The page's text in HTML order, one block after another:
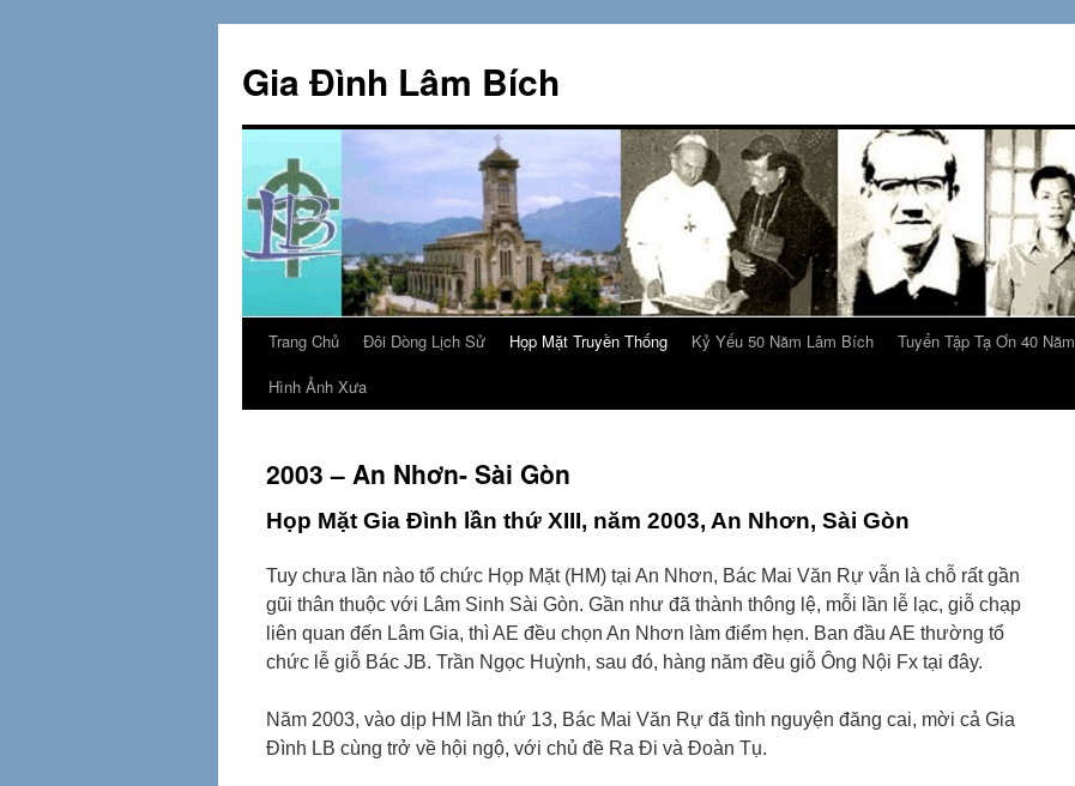
content
Gia Đình Lâm Bích
Trang Chủ Đôi Dòng Lịch Sử Họp Mặt Truyền Thống Kỷ Yếu 50 Năm Lâm Bích Tuyển Tập Tạ Ơn 40 Năm
Hình Ảnh Xưa
2003 – An Nhơn- Sài Gòn
Họp Mặt Gia Đình lần thứ XIII, năm 2003, An Nhơn, Sài Gòn
Tuy chưa lần nào tổ chức Họp Mặt (HM) tại An Nhơn, Bác Mai Văn Rự vẫn là chỗ rất gần
gũi thân thuộc với Lâm Sinh Sài Gòn. Gần như đã thành thông lệ, mỗi lần lễ lạc, giỗ chạp
liên quan đến Lâm Gia, thì AE đều chọn An Nhơn làm điểm hẹn. Ban đầu AE thường tổ
chức lễ giỗ Bác JB. Trần Ngọc Huỳnh, sau đó, hàng năm đều giỗ Ông Nội Fx tại đây.
Năm 2003, vào dịp HM lần thứ 13, Bác Mai Văn Rự đã tình nguyện đăng cai, mời cả Gia
Đình LB cùng trở về hội ngộ, với chủ đề Ra Đi và Đoàn Tụ.